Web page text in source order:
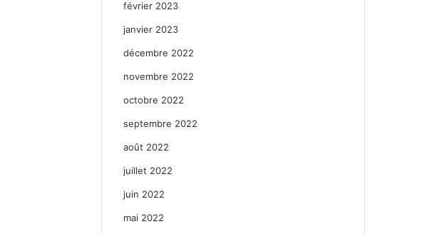
février 2023
janvier 2023
décembre 2022
novembre 2022
octobre 2022
septembre 2022
août 2022
juillet 2022
juin 2022
mai 2022